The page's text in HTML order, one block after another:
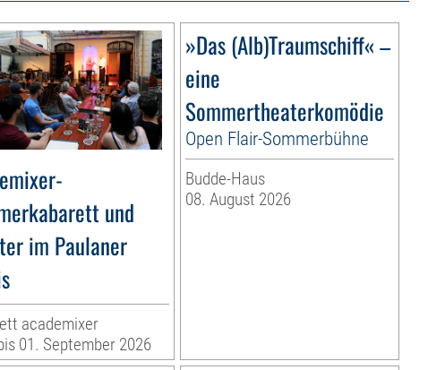
und
im Paulaner
academixer
01. September 2026
»Das (Alb)Traumschiff« –
eine
Sommertheaterkomödie
Open Flair-Sommerbühne
Budde-Haus
08. August 2026